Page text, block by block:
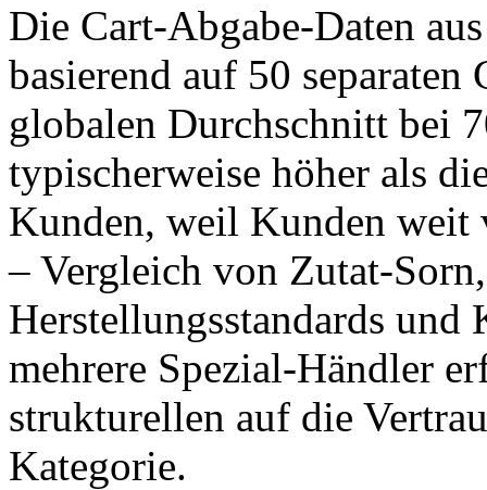
Die Cart-Abgabe-Daten
basierend auf 50
globalen Durchschnitt bei
typischerweise höher als
Kunden, weil Kunden weit
– Vergleich von Zutat-
Herstellungsstandards und
mehrere Spezial-Händler
strukturellen auf die
Kategorie.